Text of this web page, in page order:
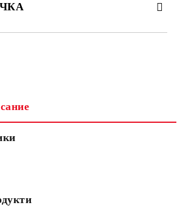
вас в рамките на работния ден.